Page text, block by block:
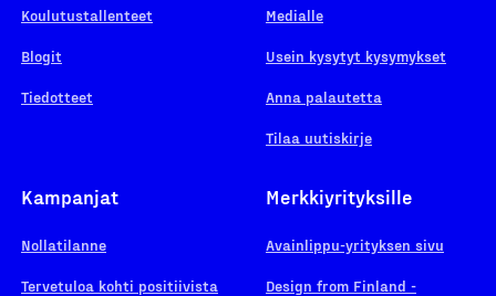
Koulutustallenteet
Blogit
Tiedotteet
Medialle
Usein kysytyt kysymykset
Anna palautetta
Tilaa uutiskirje
Kampanjat
Nollatilanne
Tervetuloa kohti positiivista
Merkkiyrityksille
Avainlippu-yrityksen sivu
Design from Finland -